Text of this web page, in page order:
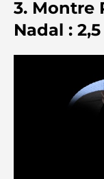
extérieurs
Palm Jebel
Découvrez
3. Montre
Nadal :